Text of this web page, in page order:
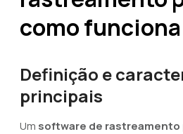
como funciona
Definição e
principais
Um software de